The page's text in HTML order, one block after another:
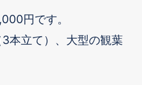
円です。
本立て）、大型の観葉